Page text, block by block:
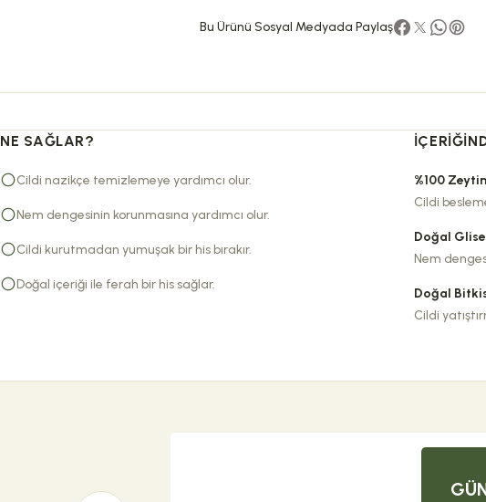
Bu Ürünü Sosyal Medyada Paylaş
NE SAĞLAR?
Cildi nazikçe temizlemeye yardımcı olur.
Nem dengesinin korunmasına yardımcı olur.
Cildi kurutmadan yumuşak bir his bırakır.
Doğal içeriği ile ferah bir his sağlar.
%100
Cildi
Doğal
Nem
Doğal
Cildi